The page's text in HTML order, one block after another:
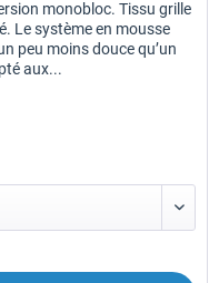
monobloc. Tissu grille
Le système en mousse
peu moins douce qu’un
aux...